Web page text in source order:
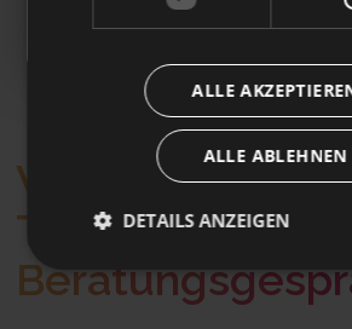
Wünschen Sie
Termin für ein
Klicken Sie hier, um mehr zu
ALLE
ALLE ABLEHNEN
DETAILS ANZEIGEN